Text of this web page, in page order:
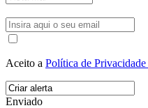
Aceito a Política de
Enviado